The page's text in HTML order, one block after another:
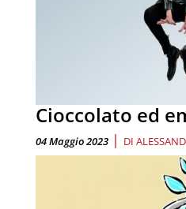
Cioccolato ed
04 Maggio 2023 | DI